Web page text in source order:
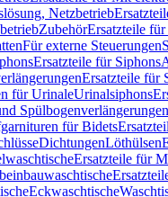
Netzbetrieb
ZubehörErsatzteile
Für externe Steuerungen
Ersatzteile für Siphons
Ersatzteile für
für UrinaleUrinalsiphons
Spülbogenverlängerungen
für Bidets
DichtungenLöthülsen
Ersatzteile für
Eckwaschtische